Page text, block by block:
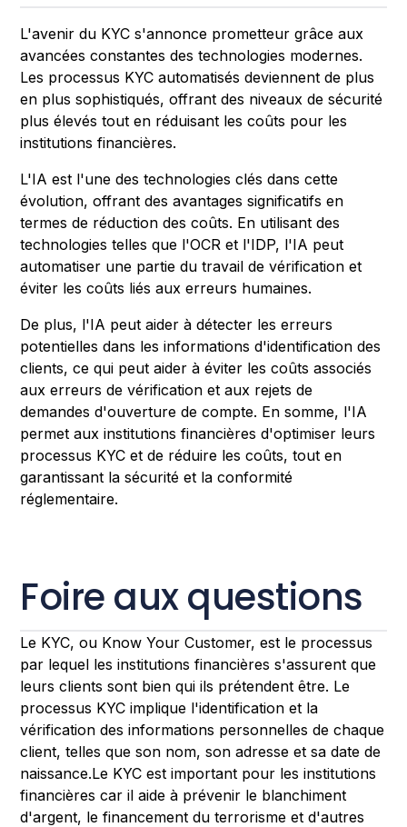
L'avenir du KYC s'annonce prometteur grâce aux
avancées constantes des technologies modernes.
Les processus KYC automatisés deviennent de plus
en plus sophistiqués, offrant des niveaux de sécurité
plus élevés tout en réduisant les coûts pour les
institutions financières.
L'IA est l'une des technologies clés dans cette
évolution, offrant des avantages significatifs en
termes de réduction des coûts. En utilisant des
technologies telles que l'OCR et l'IDP, l'IA peut
automatiser une partie du travail de vérification et
éviter les coûts liés aux erreurs humaines.
De plus, l'IA peut aider à détecter les erreurs
potentielles dans les informations d'identification des
clients, ce qui peut aider à éviter les coûts associés
aux erreurs de vérification et aux rejets de
demandes d'ouverture de compte. En somme, l'IA
permet aux institutions financières d'optimiser leurs
processus KYC et de réduire les coûts, tout en
garantissant la sécurité et la conformité
réglementaire.
Foire aux questions
Le KYC, ou Know Your Customer, est le processus
par lequel les institutions financières s'assurent que
leurs clients sont bien qui ils prétendent être. Le
processus KYC implique l'identification et la
vérification des informations personnelles de chaque
client, telles que son nom, son adresse et sa date de
naissance.Le KYC est important pour les institutions
financières car il aide à prévenir le blanchiment
d'argent, le financement du terrorisme et d'autres